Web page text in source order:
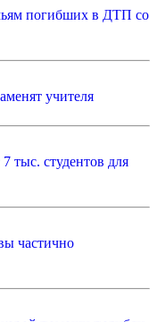
погибших в ДТП со
учителя
тыс. студентов для
частично